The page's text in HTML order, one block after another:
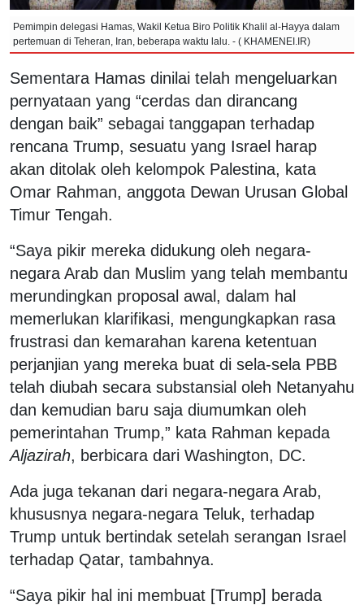
Pemimpin delegasi Hamas, Wakil Ketua Biro Politik Khalil al-Hayya dalam
pertemuan di Teheran, Iran, beberapa waktu lalu. - ( KHAMENEI.IR)
Sementara Hamas dinilai telah mengeluarkan
pernyataan yang “cerdas dan dirancang
dengan baik” sebagai tanggapan terhadap
rencana Trump, sesuatu yang Israel harap
akan ditolak oleh kelompok Palestina, kata
Omar Rahman, anggota Dewan Urusan Global
Timur Tengah.
“Saya pikir mereka didukung oleh negara-
negara Arab dan Muslim yang telah membantu
merundingkan proposal awal, dalam hal
memerlukan klarifikasi, mengungkapkan rasa
frustrasi dan kemarahan karena ketentuan
perjanjian yang mereka buat di sela-sela PBB
telah diubah secara substansial oleh Netanyahu
dan kemudian baru saja diumumkan oleh
pemerintahan Trump,” kata Rahman kepada
Aljazirah, berbicara dari Washington, DC.
Ada juga tekanan dari negara-negara Arab,
khususnya negara-negara Teluk, terhadap
Trump untuk bertindak setelah serangan Israel
terhadap Qatar, tambahnya.
“Saya pikir hal ini membuat [Trump] berada